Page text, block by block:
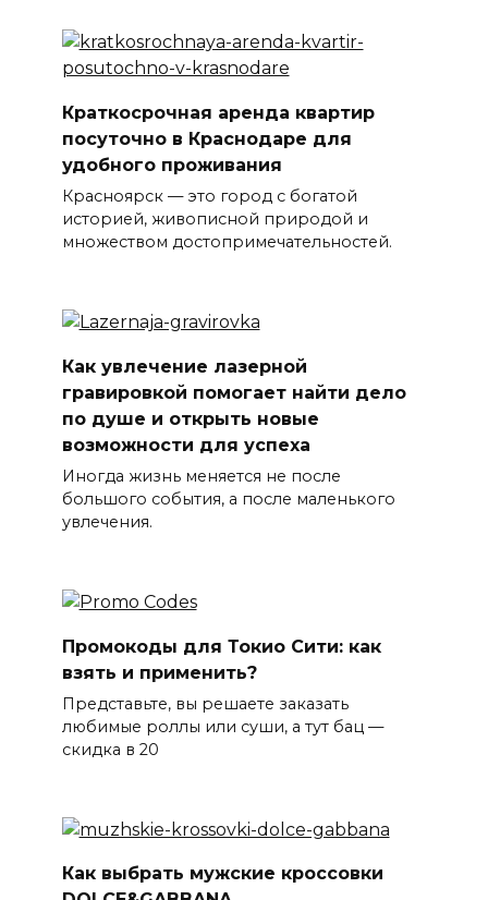
Краткосрочная аренда квартир
посуточно в Краснодаре для
удобного проживания
Красноярск — это город с богатой
историей, живописной природой и
множеством достопримечательностей.
Как увлечение лазерной
гравировкой помогает найти дело
по душе и открыть новые
возможности для успеха
Иногда жизнь меняется не после
большого события, а после маленького
увлечения.
Промокоды для Токио Сити: как
взять и применить?
Представьте, вы решаете заказать
любимые роллы или суши, а тут бац —
скидка в 20
Как выбрать мужские кроссовки